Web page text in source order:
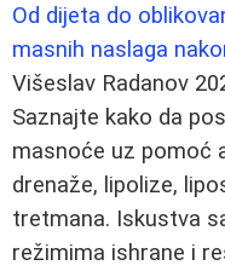
Od dijeta do
masnih naslaga
Višeslav Radanov
Saznajte kako da
masnoće uz pomoć
drenaže, lipolize,
tretmana. Iskustva
režimima ishrane i